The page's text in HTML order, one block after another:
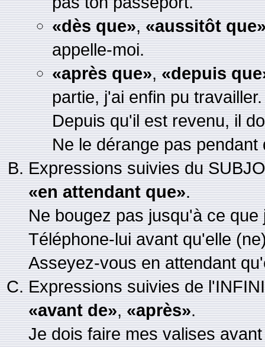
«dès que», «aussitôt
appelle-moi.
«après que», «depuis
partie, j'ai enfin pu travailler.
Depuis qu'il est revenu, il
Ne le dérange pas pendant
Expressions suivies du
«en attendant que».
Ne bougez pas jusqu'à ce que
Téléphone-lui avant qu'elle
Asseyez-vous en attendant
Expressions suivies de
«avant de», «après».
Je dois faire mes valises